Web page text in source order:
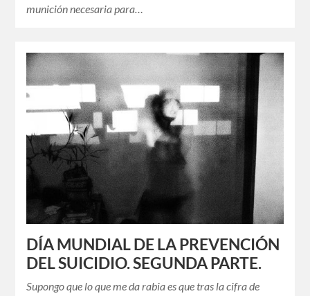
munición necesaria para…
DÍA MUNDIAL DE LA PREVENCIÓN
DEL SUICIDIO. SEGUNDA PARTE.
Supongo que lo que me da rabia es que tras la cifra de